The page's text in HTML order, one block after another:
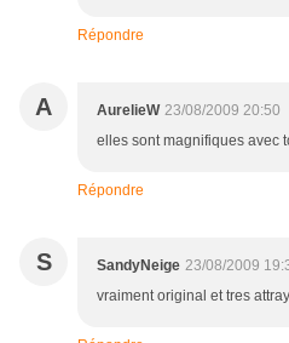
Répondre
A AurelieW 23/08/2009 20:50
elles sont magnifiques avec
Répondre
S SandyNeige 23/08/2009
vraiment original et tres